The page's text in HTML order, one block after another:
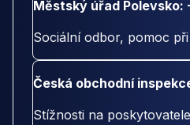
Městský úřad Polevsko:
Sociální odbor, pomoc
Česká obchodní
Stížnosti na